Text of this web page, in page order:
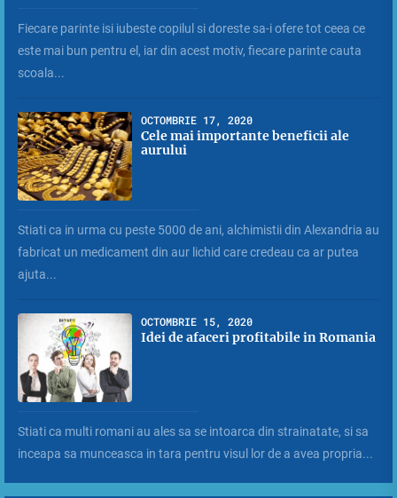
Fiecare parinte isi iubeste copilul si doreste sa-i ofere tot ceea ce
este mai bun pentru el, iar din acest motiv, fiecare parinte cauta
scoala...
OCTOMBRIE 17, 2020
Cele mai importante beneficii ale
aurului
Stiati ca in urma cu peste 5000 de ani, alchimistii din Alexandria au
fabricat un medicament din aur lichid care credeau ca ar putea
ajuta...
OCTOMBRIE 15, 2020
Idei de afaceri profitabile in Romania
Stiati ca multi romani au ales sa se intoarca din strainatate, si sa
inceapa sa munceasca in tara pentru visul lor de a avea propria...